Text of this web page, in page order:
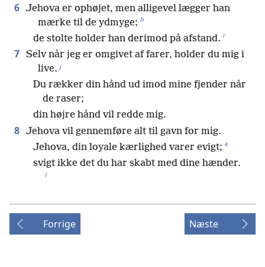
6 Jehova er ophøjet, men alligevel lægger han
mærke til de ydmyge; h
de stolte holder han derimod på afstand. i
7 Selv når jeg er omgivet af farer, holder du mig i
live. j
Du rækker din hånd ud imod mine fjender når
de raser;
din højre hånd vil redde mig.
8 Jehova vil gennemføre alt til gavn for mig.
Jehova, din loyale kærlighed varer evigt; k
svigt ikke det du har skabt med dine hænder.
l
Forrige Næste